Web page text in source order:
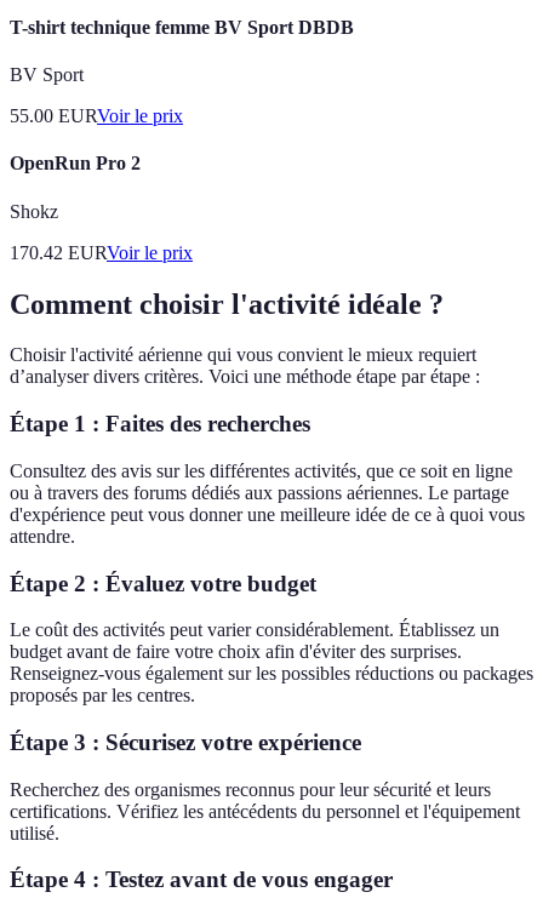
T-shirt technique femme BV Sport DBDB
BV Sport
55.00 EURVoir le prix
OpenRun Pro 2
Shokz
170.42 EURVoir le prix
Comment choisir l'activité idéale ?
Choisir l'activité aérienne qui vous convient le mieux requiert
d’analyser divers critères. Voici une méthode étape par étape :
Étape 1 : Faites des recherches
Consultez des avis sur les différentes activités, que ce soit en ligne
ou à travers des forums dédiés aux passions aériennes. Le partage
d'expérience peut vous donner une meilleure idée de ce à quoi vous
attendre.
Étape 2 : Évaluez votre budget
Le coût des activités peut varier considérablement. Établissez un
budget avant de faire votre choix afin d'éviter des surprises.
Renseignez-vous également sur les possibles réductions ou packages
proposés par les centres.
Étape 3 : Sécurisez votre expérience
Recherchez des organismes reconnus pour leur sécurité et leurs
certifications. Vérifiez les antécédents du personnel et l'équipement
utilisé.
Étape 4 : Testez avant de vous engager